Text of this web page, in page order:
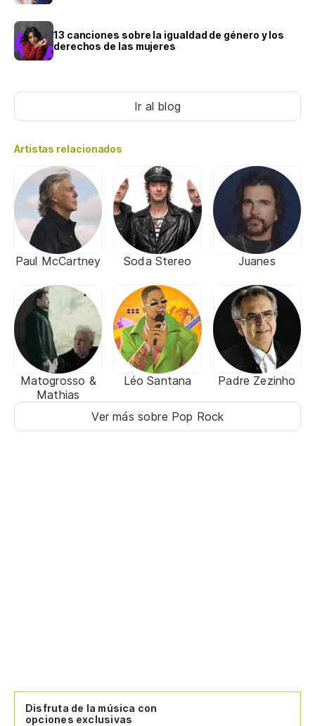
13 canciones sobre la igualdad de género y los
derechos de las mujeres
Ir al blog
Artistas relacionados
Paul McCartney Soda Stereo Juanes
Matogrosso &
Mathias
Léo Santana Padre Zezinho
Ver más sobre Pop Rock
Disfruta de la música con
opciones exclusivas